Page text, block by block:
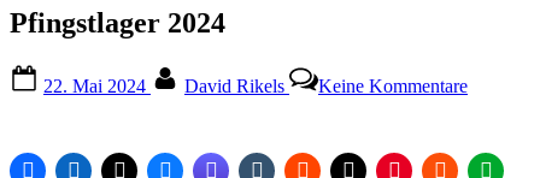
Pfingstlager 2024
on
22. Mai 2024 David Rikels Keine Kommentare